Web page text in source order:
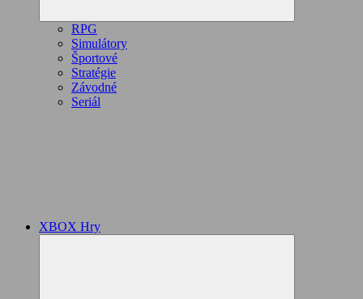
RPG
Simulátory
Športové
Stratégie
Závodné
Seriál
XBOX Hry